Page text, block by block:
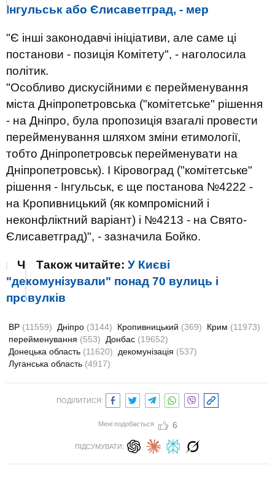
Інгульськ або Єлисаветград, - мер
"Є інші законодавчі ініціативи, але саме ці
постанови - позиція Комітету", - наголосила
політик.
"Особливо дискусійними є перейменування
міста Дніпропетровська ("комітетське" рішення
- на Дніпро, була пропозиція взагалі провести
перейменування шляхом зміни етимології,
тобто Дніпропетровськ перейменувати на
Дніпропетровськ). І Кіровоград ("комітетське"
рішення - Інгульськ, є ще постанова №4222 -
на Кропивницький (як компромісний і
неконфліктний варіант) і №4213 - на Свято-
Єлисаветград)", - зазначила Бойко.
Ч Також читайте: У Києві
"декомунізували" понад 70 вулиць і
провулків
ВР (11559) Дніпро (3144) Кропивницький (369) Крим (11973)
перейменування (553) Донбас (19652)
Донецька область (11620) декомунізація (537)
Луганська область (4917)
ПОДІЛИТИСЯ:
Мені подобається 6
ПІДСУМУВАТИ: